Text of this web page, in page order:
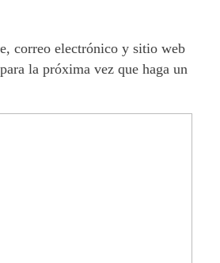
correo electrónico y sitio web
la próxima vez que haga un